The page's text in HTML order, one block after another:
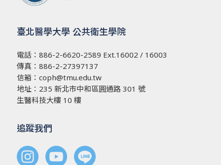
臺北醫學大學 公共衛生學院
電話： 886-2-6620-2589 Ext.16002 / 16003
傳真：886-2-27397137
信箱： coph@tmu.edu.tw
地址： 235 新北市中和區圓通路 301 號
生醫科技大樓 10 樓
追蹤我們